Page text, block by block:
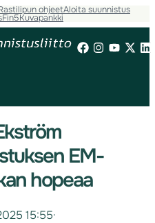
ohjeetAloita suunnistus
Fin5Kuvapankki
EM-
hopeaa
15:55·